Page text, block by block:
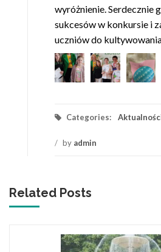
wyróżnienie. Serdecznie
sukcesów w konkursie i
uczniów do
Categories:
/ by admin
Related Posts